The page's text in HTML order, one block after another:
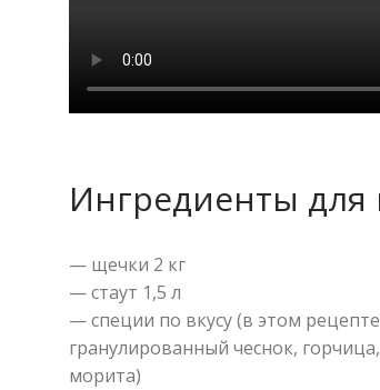
Ингредиенты
— щечки 2 кг
— стаут 1,5 л
— специи по вкусу (в этом
гранулированный чеснок,
морита)